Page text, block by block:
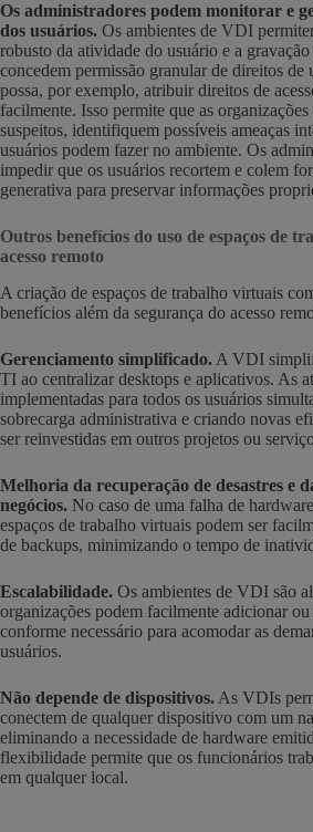
Os administradores podem monitorar e
dos usuários. Os ambientes de VDI
robusto da atividade do usuário e a
concedem permissão granular de direitos de
possa, por exemplo, atribuir direitos de
facilmente. Isso permite que as
suspeitos, identifiquem possíveis ameaças
usuários podem fazer no ambiente. Os
impedir que os usuários recortem e colem
generativa para preservar informações
Outros benefícios do uso de espaços de
acesso remoto
A criação de espaços de trabalho virtuais
benefícios além da segurança do acesso
Gerenciamento simplificado. A VDI
TI ao centralizar desktops e aplicativos. As
implementadas para todos os usuários
sobrecarga administrativa e criando novas
ser reinvestidas em outros projetos ou
Melhoria da recuperação de desastres e
negócios. No caso de uma falha de
espaços de trabalho virtuais podem ser
de backups, minimizando o tempo de
Escalabilidade. Os ambientes de VDI são
organizações podem facilmente adicionar
conforme necessário para acomodar as
usuários.
Não depende de dispositivos. As VDIs
conectem de qualquer dispositivo com um
eliminando a necessidade de hardware
flexibilidade permite que os funcionários
em qualquer local.